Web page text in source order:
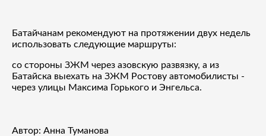
Батайчанам рекомендуют на протяжении двух недель
использовать следующие маршруты:
со стороны ЗЖМ через азовскую развязку, а из
Батайска выехать на ЗЖМ Ростову автомобилисты -
через улицы Максима Горького и Энгельса.
Автор: Анна Туманова